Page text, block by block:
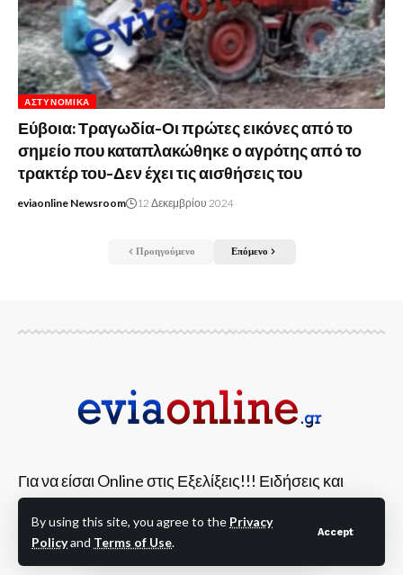
By using this site, you agree to the Privacy
Policyand Terms of Use.
Accept
ΑΣΤΥΝΟΜΙΚΆ
Εύβοια: Τραγωδία-Οι πρώτες εικόνες από το
σημείο που καταπλακώθηκε ο αγρότης από το
τρακτέρ του-Δεν έχει τις αισθήσεις του
eviaonline Newsroom 12 Δεκεμβρίου 2024
Προηγούμενο Επόμενο
Για να είσαι Online στις Εξελίξεις!!! Ειδήσεις και
νέα από όλη την Εύβοια και την Στερεά Ελλάδα!